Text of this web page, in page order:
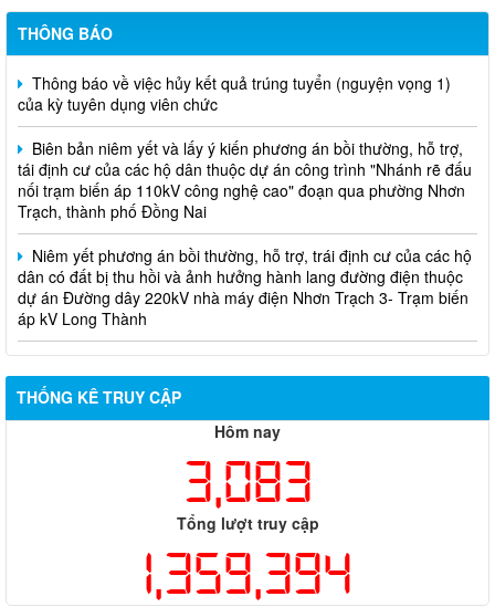
THÔNG BÁO
Niêm yết phương án bồi thường, hỗ trợ, tái định cư
Thông báo về việc hủy kết quả trúng tuyển (nguyện vọng 1)
của kỳ tuyên dụng viên chức
Biên bản niêm yết và lấy ý kiến phương án bồi thường, hỗ trợ,
tái định cư của các hộ dân thuộc dự án công trình "Nhánh rẽ đấu
nối trạm biến áp 110kV công nghệ cao" đoạn qua phường Nhơn
Trạch, thành phố Đồng Nai
Niêm yết phương án bồi thường, hỗ trợ, trái định cư của các hộ
dân có đất bị thu hồi và ảnh hưởng hành lang đường điện thuộc
dự án Đường dây 220kV nhà máy điện Nhơn Trạch 3- Trạm biến
áp kV Long Thành
Biên bản về việc niêm yết phương án bồi thường, hỗ trợ, tái
định cư của các hộ dân có đất bị thu hồi thuộc dự án nâng cấp
đường 25B cũ đoạn từ Trung tâm huyện Nhơn Trạch ra Quốc lộ
51, huyện Long Thành và huyện Nhơn Trạch
THỐNG KÊ TRUY CẬP
Hôm nay
3,083
Tổng lượt truy cập
1,359,394